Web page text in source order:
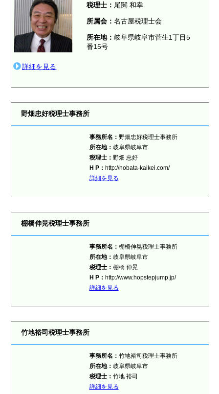
詳細を見る
税理士： 尾関 和幸
所属会：名古屋税理士会
所在地：岐阜県岐阜市菅生1丁目5
番15号
野畑忠好税理士事務所
事務所名： 野畑忠好税理士事務所
所在地： 岐阜県岐阜市
税理士： 野畑 忠好
H P： http://nobata-kaikei.com/
詳細を見る
棚橋伸晃税理士事務所
事務所名： 棚橋伸晃税理士事務所
所在地： 岐阜県岐阜市
税理士： 棚橋 伸晃
H P： http://www.hopstepjump.jp/
詳細を見る
竹地裕司税理士事務所
事務所名： 竹地裕司税理士事務所
所在地： 岐阜県岐阜市
税理士： 竹地 裕司
詳細を見る